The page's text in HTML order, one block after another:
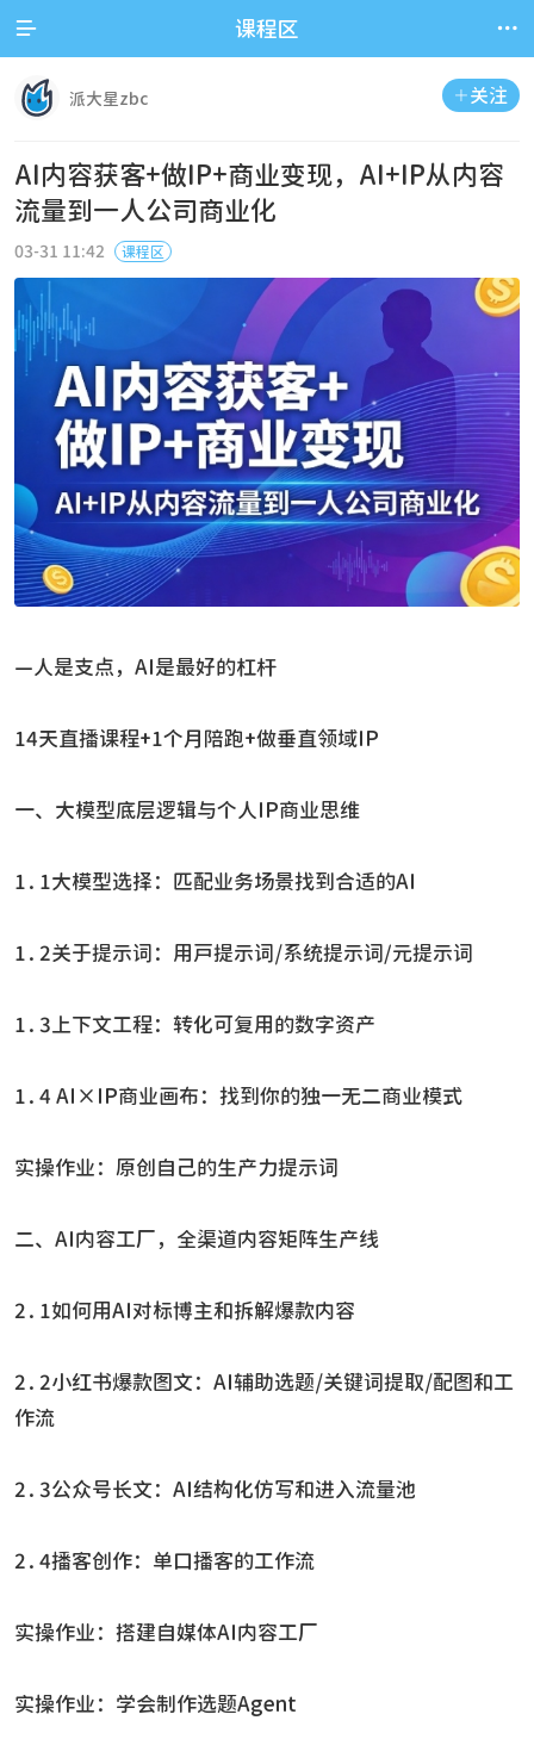
 课程区 
 关注
派大星zbc
AI内容获客+做IP+商业变现，AI+IP从内容
流量到一人公司商业化
03-31 11:42 课程区
—人是支点，AI是最好的杠杆
14天直播课程+1个月陪跑+做垂直领域IP
一、大模型底层逻辑与个人IP商业思维
1.1大模型选择：匹配业务场景找到合适的AI
1.2关于提示词：用户提示词/系统提示词／元提示词
1.3上下文工程：转化可复用的数字资产
1.4 AI×IP商业画布：找到你的独一无二商业模式
实操作业：原创自己的生产力提示词
二、AI内容工厂，全渠道内容矩阵生产线
2.1如何用AI对标博主和拆解爆款内容
2.2小红书爆款图文：AI辅助选题/关键词提取/配图和工
作流
2.3公众号长文：AI结构化仿写和进入流量池
2.4播客创作：单口播客的工作流
实操作业：搭建自媒体AI内容工厂
实操作业：学会制作选题Agent